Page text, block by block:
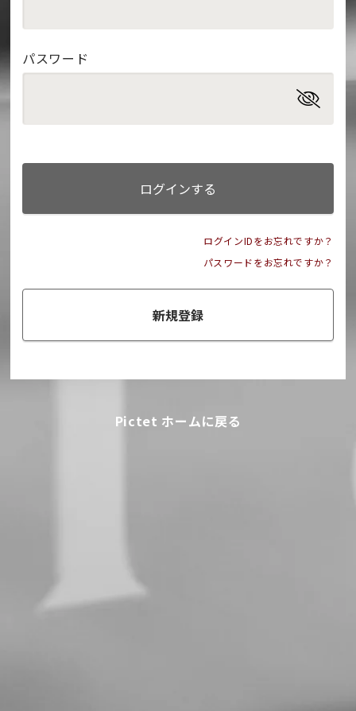
パスワード
ログインする
ログインIDをお忘れですか？
パスワードをお忘れですか？
新規登録
Pictet ホームに戻る